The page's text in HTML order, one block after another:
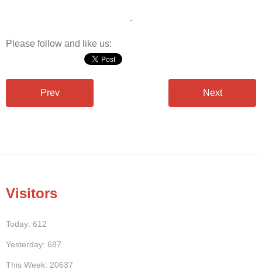
Please follow and like us:
Prev Next
Visitors
Today: 612
Yesterday: 687
This Week: 20637